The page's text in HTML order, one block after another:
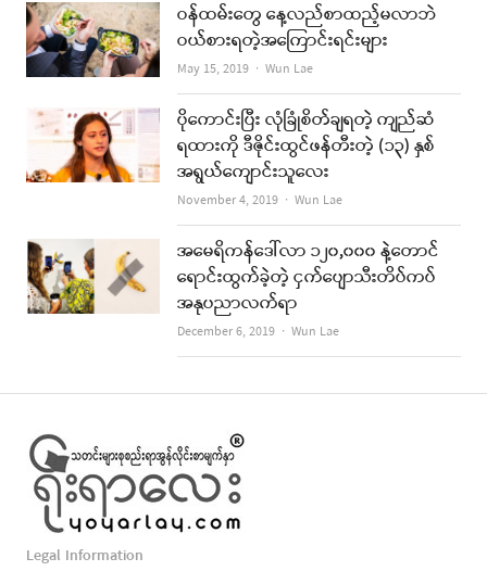
ဝန်ထမ်းတွေ နေ့လည်စာထည့်မလာဘဲ
ဝယ်စားရတဲ့အကြောင်းရင်းများ
May 15, 2019 Author
Wun Lae
ပိုကောင်းပြီး လုံခြုံစိတ်ချရတဲ့ ကျည်ဆံ
ရထားကို ဒီဇိုင်းထွင်ဖန်တီးတဲ့ (၁၃) နှစ်
အရွယ်ကျောင်းသူလေး
November 4, 2019 Author
Wun Lae
အမေရိကန်ဒေါ်လာ ၁၂၀,၀၀၀ နဲ့တောင်
ရောင်းထွက်ခဲ့တဲ့ ငှက်ပျောသီးတိပ်ကပ်
အနုပညာလက်ရာ
December 6, 2019 Author
Wun Lae
Legal Information